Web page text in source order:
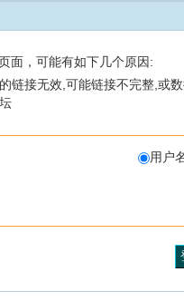
面，可能有如下几个原因:
链接无效,可能链接不完整,或
用户